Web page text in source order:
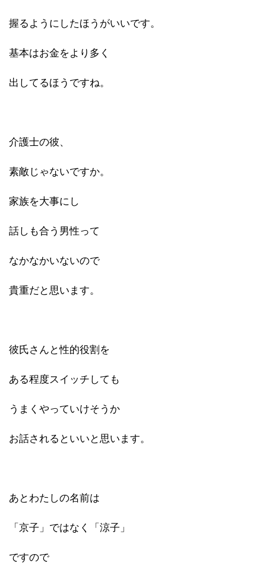
握るようにしたほうがいいです。
基本はお金をより多く
出してるほうですね。
介護士の彼、
素敵じゃないですか。
家族を大事にし
話しも合う男性って
なかなかいないので
貴重だと思います。
彼氏さんと性的役割を
ある程度スイッチしても
うまくやっていけそうか
お話されるといいと思います。
あとわたしの名前は
「京子」ではなく「涼子」
ですので